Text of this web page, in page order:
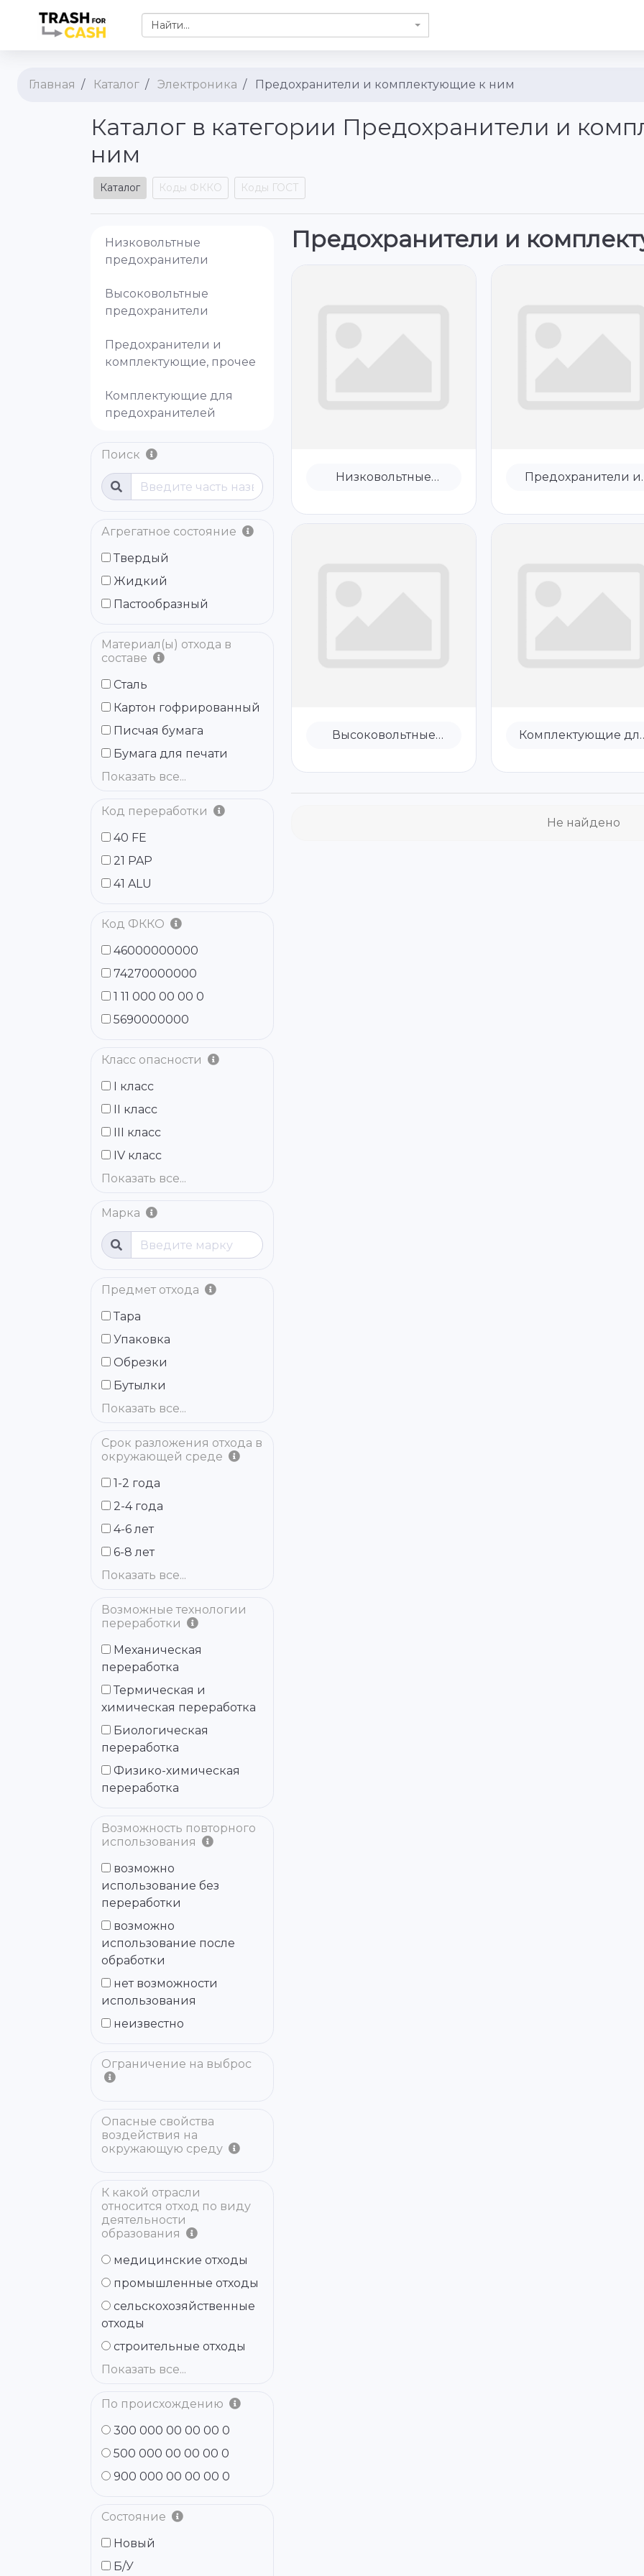
Найти...
Главная Каталог Электроника Предохранители и комплектующие к ним
Каталог в категории Предохранители и
ним
Каталог Коды ФККО Коды ГОСТ
Низковольтные
предохранители
Высоковольтные
предохранители
Предохранители и
комплектующие, прочее
Комплектующие для
предохранителей
Поиск
Агрегатное состояние
Твердый
Жидкий
Пастообразный
Материал(ы) отхода в
составе
Сталь
Картон гофрированный
Писчая бумага
Бумага для печати
Показать все...
Код переработки
40 FE
21 PAP
41 ALU
Код ФККО
46000000000
74270000000
1 11 000 00 00 0
5690000000
Класс опасности
I класс
II класс
III класс
IV класс
Показать все...
Марка
Предмет отхода
Тара
Упаковка
Обрезки
Бутылки
Показать все...
Срок разложения отхода в
окружающей среде
1-2 года
2-4 года
4-6 лет
6-8 лет
Показать все...
Возможные технологии
переработки
Механическая
переработка
Термическая и
химическая переработка
Биологическая
переработка
Физико-химическая
переработка
Возможность повторного
использования
возможно
использование без
переработки
возможно
использование после
обработки
нет возможности
использования
неизвестно
Ограничение на выброс
Опасные свойства
воздействия на
окружающую среду
К какой отрасли
относится отход по виду
деятельности
образования
медицинские отходы
промышленные отходы
сельскохозяйственные
отходы
строительные отходы
Показать все...
По происхождению
300 000 00 00 00 0
500 000 00 00 00 0
900 000 00 00 00 0
Состояние
Новый
Б/У
Предохранители и
Низковольтные
Высоковольтные
Предохранители и
прочее
Комплектующие
Не найдено